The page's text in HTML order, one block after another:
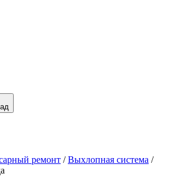
ремонт /Выхлопная система /